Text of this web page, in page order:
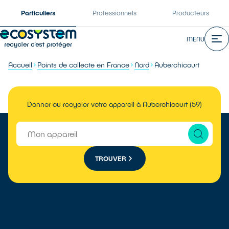
Particuliers Professionnels Producteurs
MENU
Accueil Points de collecte en France Nord Auberchicourt
Donner ou recycler votre appareil à Auberchicourt (59)
TROUVER